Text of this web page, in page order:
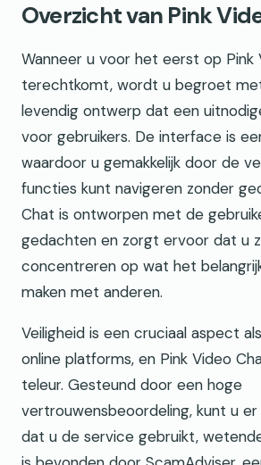
Overzicht van Pink
Wanneer u voor het eerst op Pink
terechtkomt, wordt u begroet
levendig ontwerp dat een
voor gebruikers. De interface is
waardoor u gemakkelijk door de
functies kunt navigeren zonder
Chat is ontworpen met de
gedachten en zorgt ervoor dat u
concentreren op wat het
maken met anderen.
Veiligheid is een cruciaal aspect
online platforms, en Pink Video
teleur. Gesteund door een hoge
vertrouwensbeoordeling, kunt u er
dat u de service gebruikt,